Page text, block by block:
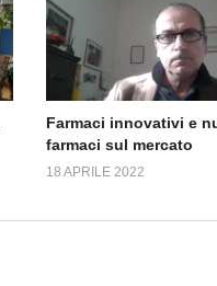
Farmaci innovativi e
farmaci sul mercato
18 APRILE 2022